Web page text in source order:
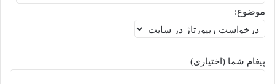
موضوع:
پیغام شما (اختیاری)